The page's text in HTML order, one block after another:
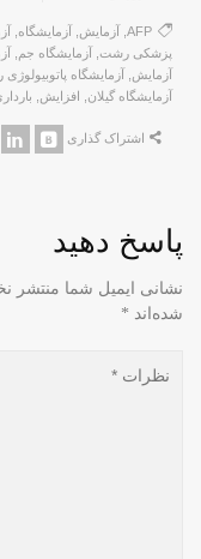
AFP آزمایش آزمایشگاه
پزشکی رشت
آزمایشگاه جم
آزمایش
آزمایشگاه
آزمایشگاه گیلان
افزایش
اشتراک گذاری
پاسخ دهید
نشانی ایمیل شما منتشر
شده‌اند *